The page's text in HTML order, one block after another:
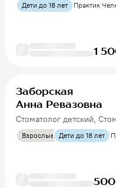
Дети до 18 лет Практик
1
Заборская
Анна Ревазовна
Стоматолог детский,
Взрослые Дети до 18 лет